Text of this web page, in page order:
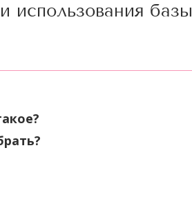
использования базы